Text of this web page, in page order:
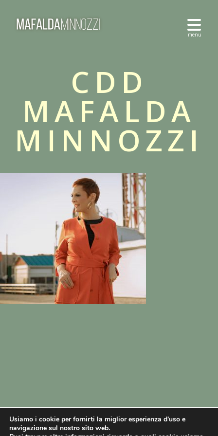
CDD
MAFALDA
MINNOZZI
Usiamo i cookie per fornirti la miglior esperienza d'uso e
navigazione sul nostro sito web.